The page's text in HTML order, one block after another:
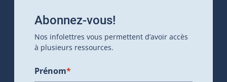
Abonnez-vous!
Nos infolettres vous permettent d’avoir accès
à plusieurs ressources.
Prénom*